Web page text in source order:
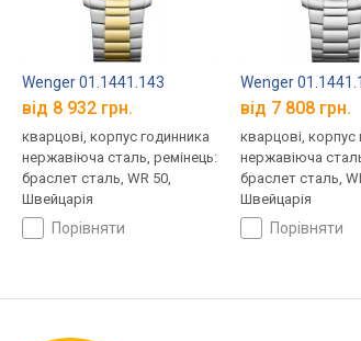
Wenger 01.1441.143
від 8 932 грн.
кварцові, корпус годинника
нержавіюча сталь, ремінець:
браслет сталь, WR 50,
Швейцарія
порівняти
Wenger
від 7 808 грн.
кварцові, корпус
нержавіюча
браслет сталь,
Швейцарія
порівняти